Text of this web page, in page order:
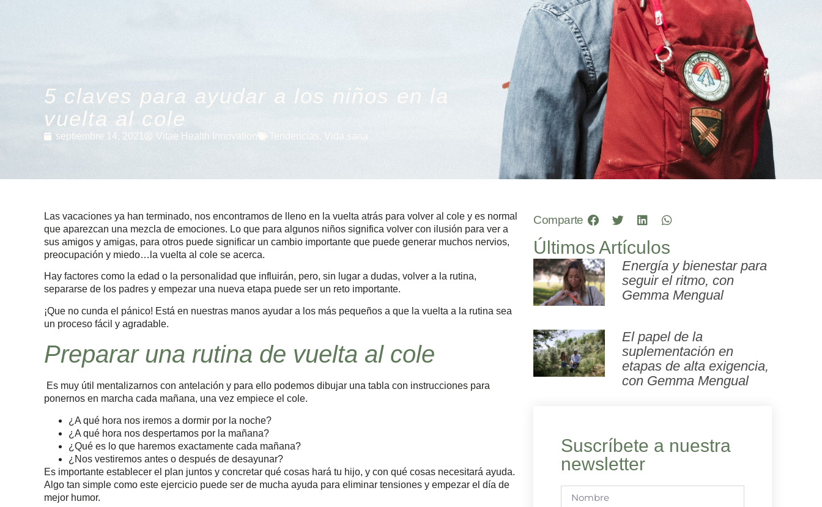
5 claves para ayudar a los niños en la
vuelta al cole
septiembre 14, 2021 Vitae Health Innovation Tendencias, Vida sana
Las vacaciones ya han terminado, nos encontramos de lleno en la vuelta atrás para volver al cole y es normal
que aparezcan una mezcla de emociones. Lo que para algunos niños significa volver con ilusión para ver a
sus amigos y amigas, para otros puede significar un cambio importante que puede generar muchos nervios,
preocupación y miedo…la vuelta al cole se acerca.
Hay factores como la edad o la personalidad que influirán, pero, sin lugar a dudas, volver a la rutina,
separarse de los padres y empezar una nueva etapa puede ser un reto importante.
¡Que no cunda el pánico! Está en nuestras manos ayudar a los más pequeños a que la vuelta a la rutina sea
un proceso fácil y agradable.
Preparar una rutina de vuelta al cole
Es muy útil mentalizarnos con antelación y para ello podemos dibujar una tabla con instrucciones para
ponernos en marcha cada mañana, una vez empiece el cole.
¿A qué hora nos iremos a dormir por la noche?
¿A qué hora nos despertamos por la mañana?
¿Qué es lo que haremos exactamente cada mañana?
¿Nos vestiremos antes o después de desayunar?
Es importante establecer el plan juntos y concretar qué cosas hará tu hijo, y con qué cosas necesitará ayuda.
Algo tan simple como este ejercicio puede ser de mucha ayuda para eliminar tensiones y empezar el día de
mejor humor.
Comparte
Últimos Artículos
Energía y bienestar para
seguir el ritmo, con
Gemma Mengual
El papel de la
suplementación en
etapas de alta exigencia,
con Gemma Mengual
Suscríbete a nuestra
newsletter